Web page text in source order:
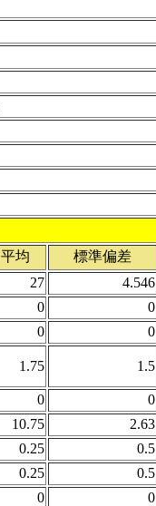
平均 標準偏差
27 4.546
0 0
0 0
1.75 1.5
0 0
10.75 2.63
0.25 0.5
0.25 0.5
0 0